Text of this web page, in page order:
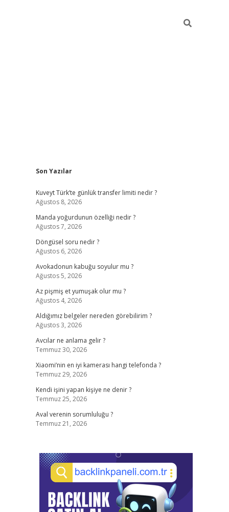
Sidebar
Son Yazılar
Kuveyt Türk’te günlük transfer limiti nedir ?
Ağustos 8, 2026
Manda yoğurdunun özelliği nedir ?
Ağustos 7, 2026
Döngüsel soru nedir ?
Ağustos 6, 2026
Avokadonun kabuğu soyulur mu ?
Ağustos 5, 2026
Az pişmiş et yumuşak olur mu ?
Ağustos 4, 2026
Aldığımız belgeler nereden görebilirim ?
Ağustos 3, 2026
Avcılar ne anlama gelir ?
Temmuz 30, 2026
Xiaomi’nin en iyi kamerası hangi telefonda ?
Temmuz 29, 2026
Kendi işini yapan kişiye ne denir ?
Temmuz 25, 2026
Aval verenin sorumluluğu ?
Temmuz 21, 2026